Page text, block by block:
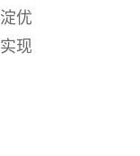
优
现